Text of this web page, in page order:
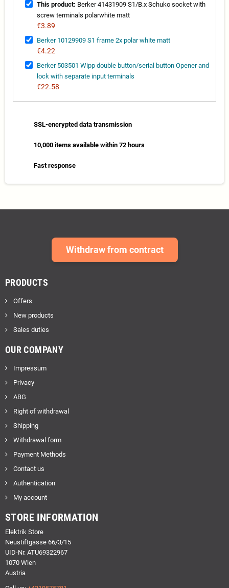
This product: Berker 41431909 S1/B.x Schuko socket with
screw terminals polarwhite matt
€3.89
Berker 10129909 S1 frame 2x polar white matt
€4.22
Berker 503501 Wipp double button/serial button Opener and
lock with separate input terminals
€22.58
SSL-encrypted data transmission
10,000 items available within 72 hours
Fast response
Withdraw from contract
PRODUCTS
Offers
New products
Sales duties
OUR COMPANY
Impressum
Privacy
ABG
Right of withdrawal
Shipping
Withdrawal form
Payment Methods
Contact us
Authentication
My account
STORE INFORMATION
Elektrik Store
Neustiftgasse 66/3/15
UID-Nr. ATU69322967
1070 Wien
Austria